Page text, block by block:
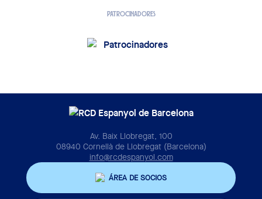
PATROCINADORES
Av. Baix Llobregat, 100
08940 Cornellà de Llobregat (Barcelona)
info@rcdespanyol.com
ÁREA DE SOCIOS